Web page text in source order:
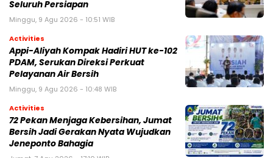
Seluruh Persiapan
Minggu, 9 Agu 2026 - 10:51 WIB
Activities
Appi-Aliyah Kompak Hadiri HUT ke-102
PDAM, Serukan Direksi Perkuat
Pelayanan Air Bersih
Minggu, 9 Agu 2026 - 10:48 WIB
Activities
72 Pekan Menjaga Kebersihan, Jumat
Bersih Jadi Gerakan Nyata Wujudkan
Jeneponto Bahagia